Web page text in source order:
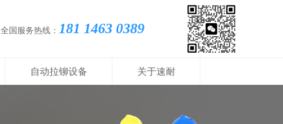
全国服务热线： 181 1463 0389
自动拉铆设备 关于速耐